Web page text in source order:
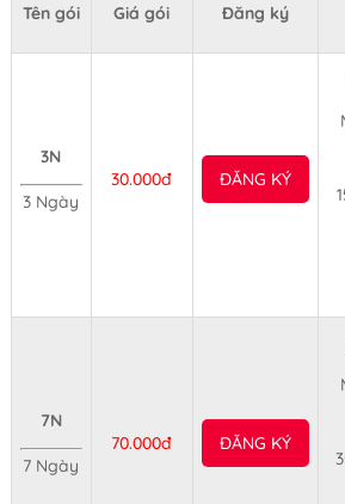
Tên gói Giá gói Đăng ký
3N
3 Ngày
30.000đ ĐĂNG KÝ
7N
7 Ngày
70.000đ ĐĂNG KÝ